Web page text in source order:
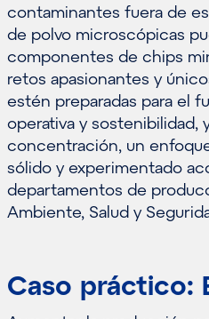
contaminantes fuera de
de polvo microscópicas
componentes de chips
retos apasionantes y
estén preparadas para el
operativa y sostenibilidad,
concentración, un
sólido y experimentado
departamentos de
Ambiente, Salud y
Caso práctico: